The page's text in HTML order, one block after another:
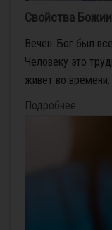
Свойства Божии
Вечен. Бог был
Человеку это
живет во времени.
Подробнее